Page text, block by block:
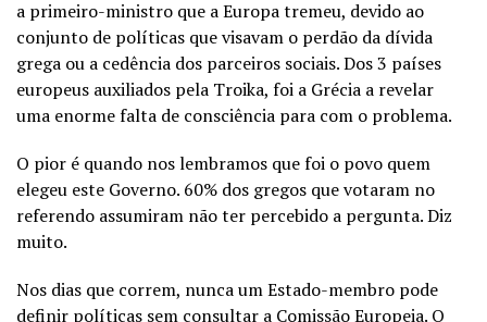
a primeiro-ministro que a Europa tremeu, devido ao
conjunto de políticas que visavam o perdão da dívida
grega ou a cedência dos parceiros sociais. Dos 3 países
europeus auxiliados pela Troika, foi a Grécia a revelar
uma enorme falta de consciência para com o problema.
O pior é quando nos lembramos que foi o povo quem
elegeu este Governo. 60% dos gregos que votaram no
referendo assumiram não ter percebido a pergunta. Diz
muito.
Nos dias que correm, nunca um Estado-membro pode
definir políticas sem consultar a Comissão Europeia. O